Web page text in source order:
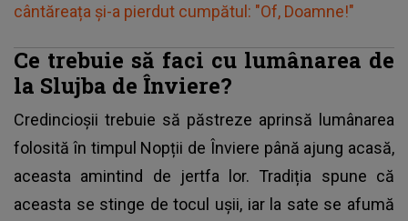
cântăreața și-a pierdut cumpătul: "Of, Doamne!"
Ce trebuie să faci cu lumânarea de
la Slujba de Înviere?
Credincioșii trebuie să păstreze aprinsă lumânarea
folosită în timpul Nopții de Înviere până ajung acasă,
aceasta amintind de jertfa lor. Tradiția spune că
aceasta se stinge de tocul ușii, iar la sate se afumă